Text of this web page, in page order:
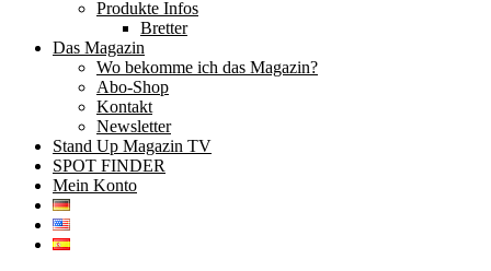
Produkte Infos
Bretter
Das Magazin
Wo bekomme ich das Magazin?
Abo-Shop
Kontakt
Newsletter
Stand Up Magazin TV
SPOT FINDER
Mein Konto